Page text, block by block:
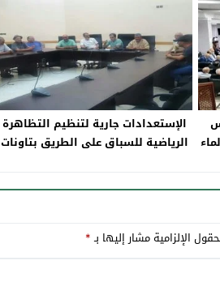
الإستعدادات جارية لتنظيم التظاهرة
الرياضية للسباق على الطريق بتاونات
الإلزامية مشار إليها بـ*